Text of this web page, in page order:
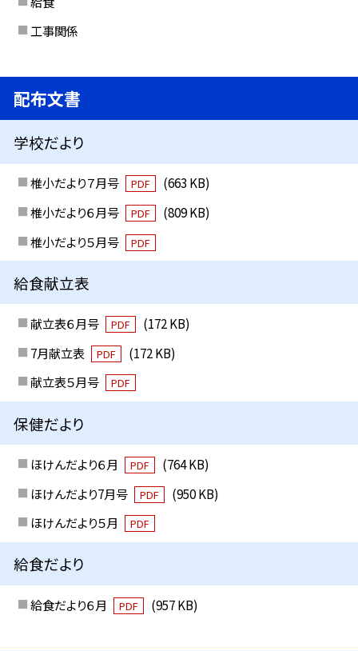
工事関係
配布文書
学校だより
椎小だより７月号 PDF
(663 KB)
椎小だより６月号
PDF
(809 KB)
椎小だより５月号
PDF
給食献立表
献立表６月号 PDF
(172 KB)
7月献立表
PDF
(172 KB)
献立表５月号
PDF
保健だより
ほけんだより６月 PDF
(764 KB)
ほけんだより7月号
PDF
(950 KB)
ほけんだより５月
PDF
給食だより
給食だより６月 PDF (957 KB)